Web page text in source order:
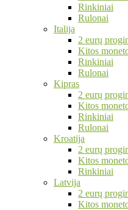
Rinkiniai
Rulonai
Italija
2 eurų
Kitos
Rinkiniai
Rulonai
Kipras
2 eurų
Kitos
Rinkiniai
Rulonai
Kroatija
2 eurų
Kitos
Rinkiniai
Latvija
2 eurų
Kitos